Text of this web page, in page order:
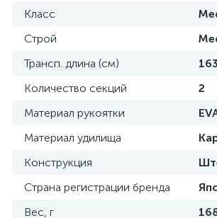
Класс
Строй
Трансп. длина (см)
Количество секций
2
Материал рукоятки
Материал удилища
Конструкция
Страна регистрации бренда
Вес, г